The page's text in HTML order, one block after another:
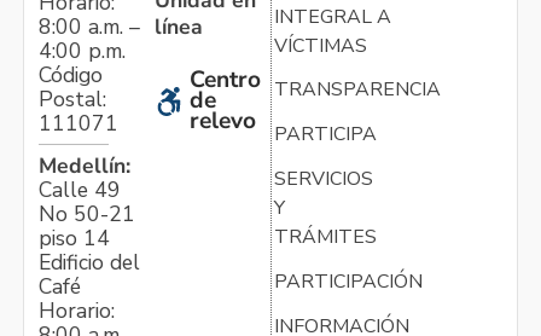
8:00 a.m. –
4:00 p.m.
Código
Postal:
111071
Medellín:
Calle 49
No 50-21
piso 14
Edificio del
Café
Horario:
línea
Centro
de
relevo
INTEGRAL A
VÍCTIMAS
TRANSPARENCIA
PARTICIPA
SERVICIOS
Y
TRÁMITES
PARTICIPACIÓN
INFORMACIÓN